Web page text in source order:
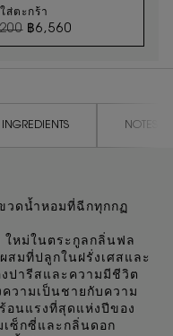
ใส่ตะกร้า
เก่า
ใหม่฿6,560
น้ำหอมผู้หญิง LIBRE
INGREDIENTS NOTES
วดน้ำหอมที่ฉีกทุกกฏ
ใหม่ในตระกูลกลิ่นฟล
สมที่ปลูกในฝรั่งเศสและ
ปารีสและความมีชีวิต
วามเป็นชายกับความ
นแรงที่สุดแห่งปีของ
เซ็กซี่และกลิ่นดอก